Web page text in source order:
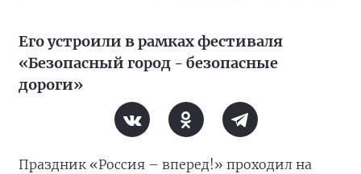
Его устроили в рамках фестиваля
«Безопасный город - безопасные
дороги»
Праздник «Россия – вперед!» проходил на